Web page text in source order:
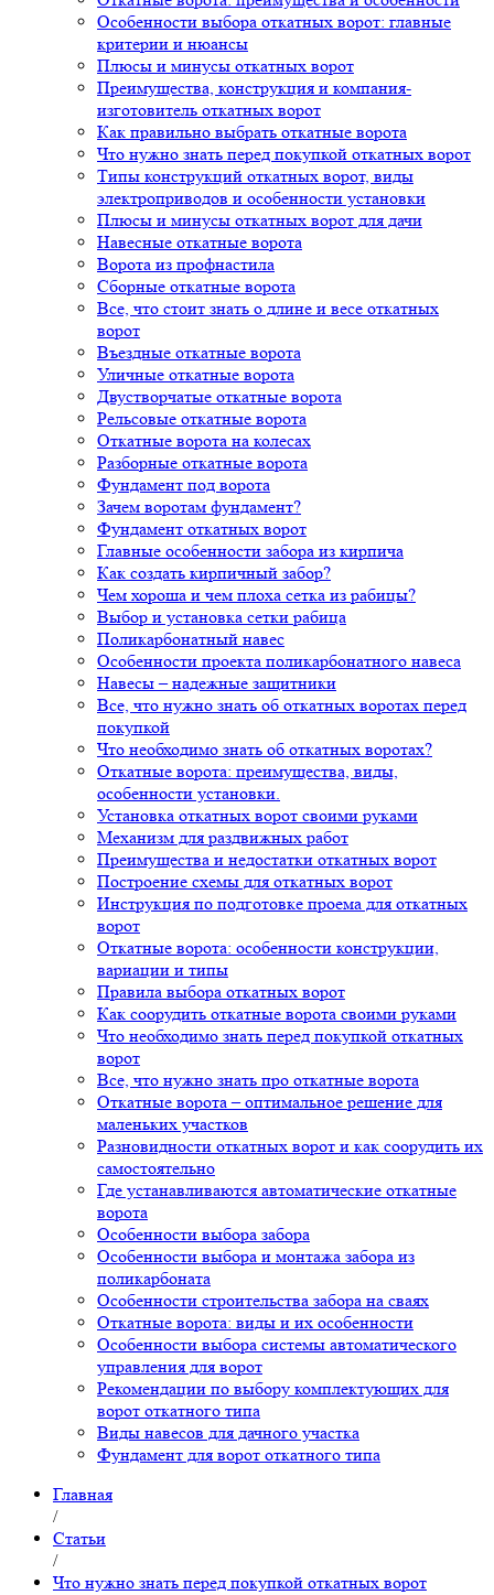
Особенности выбора откатных ворот: главные
критерии и нюансы
Плюсы и минусы откатных ворот
Преимущества, конструкция и компания-
изготовитель откатных ворот
Как правильно выбрать откатные ворота
Что нужно знать перед покупкой откатных ворот
Типы конструкций откатных ворот, виды
электроприводов и особенности установки
Плюсы и минусы откатных ворот для дачи
Навесные откатные ворота
Ворота из профнастила
Сборные откатные ворота
Все, что стоит знать о длине и весе откатных
ворот
Въездные откатные ворота
Уличные откатные ворота
Двустворчатые откатные ворота
Рельсовые откатные ворота
Откатные ворота на колесах
Разборные откатные ворота
Фундамент под ворота
Зачем воротам фундамент?
Фундамент откатных ворот
Главные особенности забора из кирпича
Как создать кирпичный забор?
Чем хороша и чем плоха сетка из рабицы?
Выбор и установка сетки рабица
Поликарбонатный навес
Особенности проекта поликарбонатного навеса
Навесы – надежные защитники
Все, что нужно знать об откатных воротах перед
покупкой
Что необходимо знать об откатных воротах?
Откатные ворота: преимущества, виды,
особенности установки.
Установка откатных ворот своими руками
Механизм для раздвижных работ
Преимущества и недостатки откатных ворот
Построение схемы для откатных ворот
Инструкция по подготовке проема для откатных
ворот
Откатные ворота: особенности конструкции,
вариации и типы
Правила выбора откатных ворот
Как соорудить откатные ворота своими руками
Что необходимо знать перед покупкой откатных
ворот
Все, что нужно знать про откатные ворота
Откатные ворота – оптимальное решение для
маленьких участков
Разновидности откатных ворот и как соорудить их
самостоятельно
Где устанавливаются автоматические откатные
ворота
Особенности выбора забора
Особенности выбора и монтажа забора из
поликарбоната
Особенности строительства забора на сваях
Откатные ворота: виды и их особенности
Особенности выбора системы автоматического
управления для ворот
Рекомендации по выбору комплектующих для
ворот откатного типа
Виды навесов для дачного участка
Фундамент для ворот откатного типа
Главная
/
Статьи
/
Что нужно знать перед покупкой откатных ворот